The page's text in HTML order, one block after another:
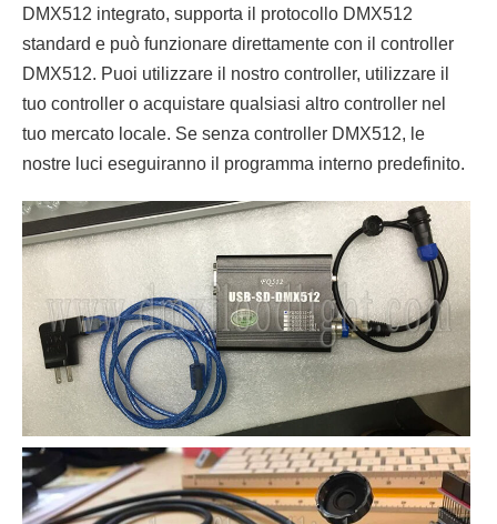
DMX512 integrato, supporta il protocollo DMX512
standard e può funzionare direttamente con il controller
DMX512. Puoi utilizzare il nostro controller, utilizzare il
tuo controller o acquistare qualsiasi altro controller nel
tuo mercato locale. Se senza controller DMX512, le
nostre luci eseguiranno il programma interno predefinito.